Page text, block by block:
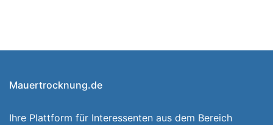
Mauertrocknung.de
Ihre Plattform für Interessenten aus dem Bereich